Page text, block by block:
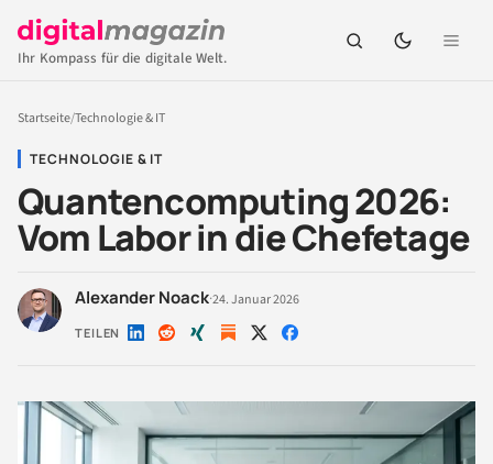
Ihr Kompass für die digitale Welt.
Startseite/Technologie & IT
TECHNOLOGIE & IT
Quantencomputing 2026:
Vom Labor in die Chefetage
Alexander Noack·24. Januar 2026
TEILEN Auf Auf Auf Auf Auf